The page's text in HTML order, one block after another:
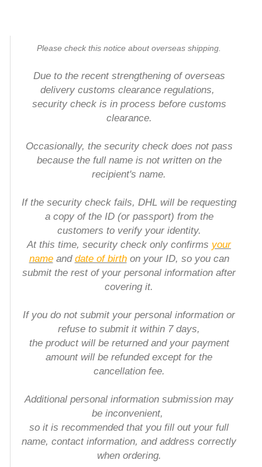
Please check this notice about overseas shipping.
Due to the recent strengthening of overseas
delivery customs clearance regulations,
security check is in process before customs
clearance.
Occasionally, the security check does not pass
because the full name is not written on the
recipient's name.
If the security check fails, DHL will be requesting
a copy of the ID (or passport) from the
customers to verify your identity.
At this time, security check only confirms your
nameand date of birthon your ID, so you can
submit the rest of your personal information after
covering it.
If you do not submit your personal information or
refuse to submit it within 7 days,
the product will be returned and your payment
amount will be refunded except for the
cancellation fee.
Additional personal information submission may
be inconvenient,
so it is recommended that you fill out your full
name, contact information, and address correctly
when ordering.